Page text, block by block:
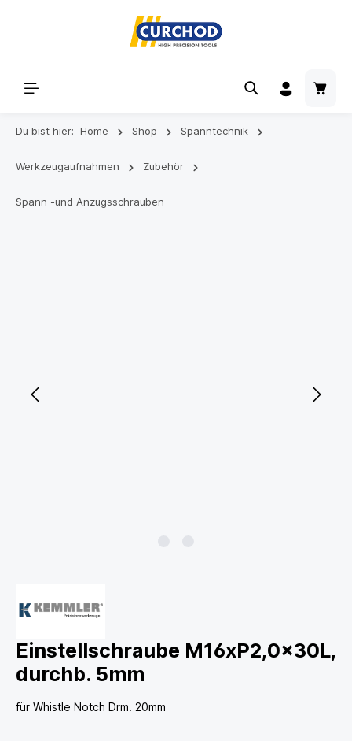
Du bist hier: Home Shop Spanntechnik
Werkzeugaufnahmen Zubehör
Spann -und Anzugsschrauben
Einstellschraube M16xP2,0x30L,
durchb. 5mm
für Whistle Notch Drm. 20mm